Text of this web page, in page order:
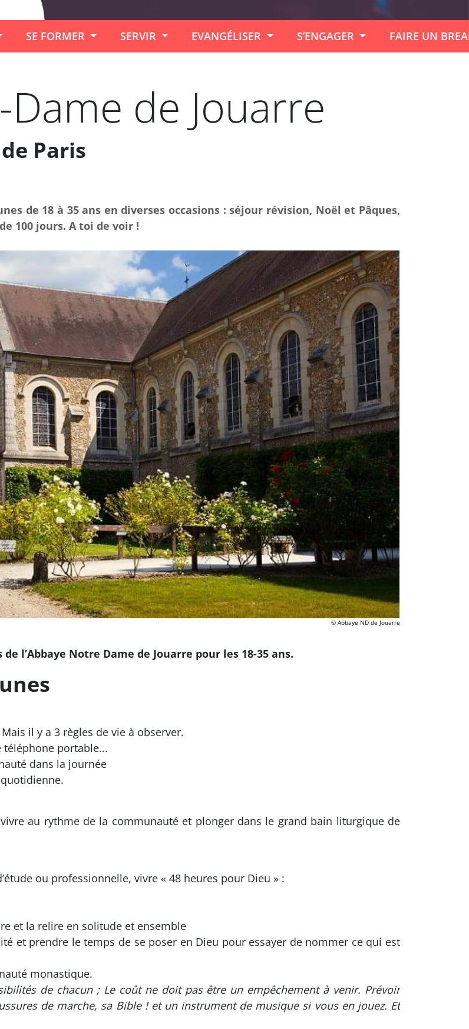
SE FORMER SERVIR EVANGÉLISER S’ENGAGER FAIRE UN
de Jouarre
Paris
de 18 à 35 ans en diverses occasions : séjour révision, Noël et Pâques,
100 jours. A toi de voir !
© Abbaye ND de Jouarre
l’Abbaye Notre Dame de Jouarre pour les 18-35 ans.
il y a 3 règles de vie à observer.
téléphone portable...
dans la journée
au rythme de la communauté et plonger dans le grand bain liturgique de
ou professionnelle, vivre « 48 heures pour Dieu » :
et la relire en solitude et ensemble
et prendre le temps de se poser en Dieu pour essayer de nommer ce qui est
monastique.
de chacun ; Le coût ne doit pas être un empêchement à venir. Prévoir
de marche, sa Bible ! et un instrument de musique si vous en jouez. Et